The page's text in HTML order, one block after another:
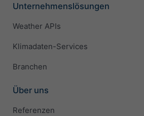
Unternehmenslösungen
Weather APIs
Klimadaten-Services
Branchen
Über uns
Referenzen